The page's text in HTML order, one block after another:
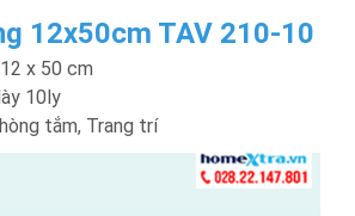
12x50cm TAV 210-10
x 50 cm
10ly
tắm, Trang trí